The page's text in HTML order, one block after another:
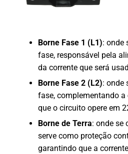
Borne Fase 1 (L1): onde
fase, responsável pela
da corrente que será
Borne Fase 2 (L2): onde
fase, complementando a
que o circuito opere em
Borne de Terra: onde se
serve como proteção
garantindo que a